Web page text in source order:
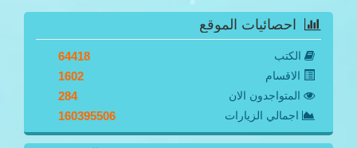
احصائيات الموقع
الكتب 64418
الاقسام 1602
المتواجدون الان 284
اجمالي الزيارات 160395506